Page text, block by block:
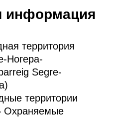
информация
территория
Ногера-
Segre-
территории
Охраняемые